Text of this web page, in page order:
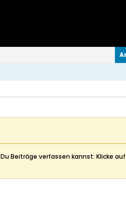
Beiträge verfassen kannst: Klicke